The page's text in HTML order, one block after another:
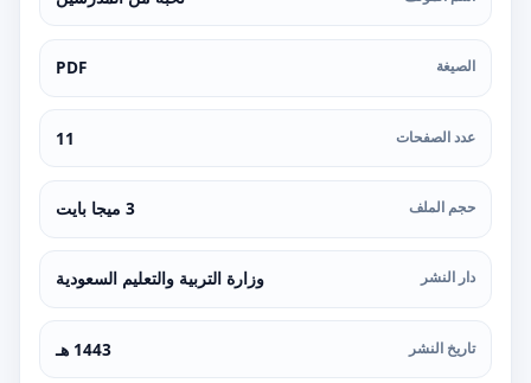
الصيغة PDF
عدد الصفحات 11
حجم الملف 3 ميجا بايت
دار النشر وزارة التربية والتعليم السعودية
تاريخ النشر 1443 هـ